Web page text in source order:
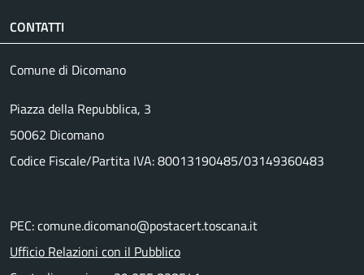
CONTATTI
Comune di Dicomano
Piazza della Repubblica, 3
50062 Dicomano
Codice Fiscale/Partita IVA: 80013190485/03149360483
PEC: comune.dicomano@postacert.toscana.it
Ufficio Relazioni con il Pubblico